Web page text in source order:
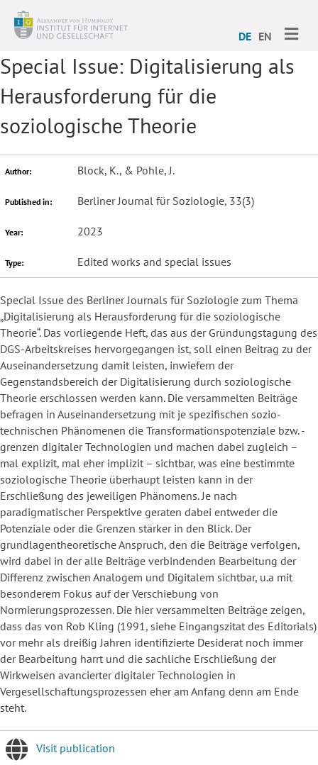
DE EN
Special Issue: Digitalisierung als
Herausforderung für die
soziologische Theorie
Author: Block, K., & Pohle, J.
Published in: Berliner Journal für Soziologie, 33(3)
Year: 2023
Type: Edited works and special issues
Special Issue des Berliner Journals für Soziologie zum Thema
„Digitalisierung als Herausforderung für die soziologische
Theorie“. Das vorliegende Heft, das aus der Gründungstagung des
DGS-Arbeitskreises hervorgegangen ist, soll einen Beitrag zu der
Auseinandersetzung damit leisten, inwiefern der
Gegenstandsbereich der Digitalisierung durch soziologische
Theorie erschlossen werden kann. Die versammelten Beiträge
befragen in Auseinandersetzung mit je spezifischen sozio-
technischen Phänomenen die Transformationspotenziale bzw. -
grenzen digitaler Technologien und machen dabei zugleich –
mal explizit, mal eher implizit – sichtbar, was eine bestimmte
soziologische Theorie überhaupt leisten kann in der
Erschließung des jeweiligen Phänomens. Je nach
paradigmatischer Perspektive geraten dabei entweder die
Potenziale oder die Grenzen stärker in den Blick. Der
grundlagentheoretische Anspruch, den die Beiträge verfolgen,
wird dabei in der alle Beiträge verbindenden Bearbeitung der
Differenz zwischen Analogem und Digitalem sichtbar, u.a mit
besonderem Fokus auf der Verschiebung von
Normierungsprozessen. Die hier versammelten Beiträge zeigen,
dass das von Rob Kling (1991, siehe Eingangszitat des Editorials)
vor mehr als dreißig Jahren identifizierte Desiderat noch immer
der Bearbeitung harrt und die sachliche Erschließung der
Wirkweisen avancierter digitaler Technologien in
Vergesellschaftungsprozessen eher am Anfang denn am Ende
steht.
Visit publication